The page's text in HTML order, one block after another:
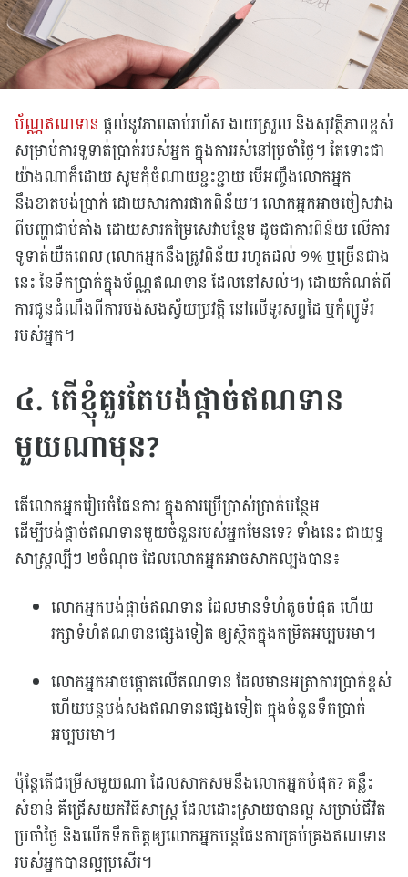
ប័ណ្ណឥណទាន ផ្តល់នូវភាពឆាប់រហ័ស ងាយស្រួល និងសុវត្ថិភាពខ្ពស់
សម្រាប់ការទូទាត់ប្រាក់របស់អ្នក ក្នុងការរស់នៅប្រចាំថ្ងៃ។ តែទោះជា
យ៉ាងណាក៏ដោយ សូមកុំចំណាយខ្ជះខ្ជាយ បើអញ្ចឹងលោកអ្នក
នឹងខាតបង់ប្រាក់ ដោយសារការផាកពិន័យ។ លោកអ្នកអាចចៀសវាង
ពីបញ្ហាជាប់គាំង ដោយសារកម្រៃសេវាបន្ថែម ដូចជាការពិន័យ លើការ
ទូទាត់យឺតពេល (លោកអ្នកនឹងត្រូវពិន័យ រហូតដល់ ១% ឬច្រើនជាង
នេះ នៃទឹកប្រាក់ក្នុងប័ណ្ណឥណទាន ដែលនៅសល់។) ដោយកំណត់ពី
ការជូនដំណឹងពីការបង់សងស្វ័យប្រវត្តិ នៅលើទូរសព្ទដៃ ឬកុំព្យូទ័រ
របស់អ្នក។
៤. តើខ្ញុំគួរតែបង់ផ្តាច់ឥណទាន
មួយណាមុន?
តើលោកអ្នករៀបចំផែនការ ក្នុងការប្រើប្រាស់ប្រាក់បន្ថែម
ដើម្បីបង់ផ្តាច់ឥណទានមួយចំនួនរបស់អ្នកមែនទេ? ទាំងនេះ ជាយុទ្ធ
សាស្រ្តល្បីៗ ២ចំណុច ដែលលោកអ្នកអាចសាកល្បងបាន៖
លោកអ្នកបង់ផ្តាច់ឥណទាន ដែលមានទំហំតូចបំផុត ហើយ
រក្សាទំហំឥណទានផ្សេងទៀត ឲ្យស្ថិតក្នុងកម្រិតអប្បបរមា។
លោកអ្នកអាចផ្តោតលើឥណទាន ដែលមានអត្រាការប្រាក់ខ្ពស់
ហើយបន្តបង់សងឥណទានផ្សេងទៀត ក្នុងចំនួនទឹកប្រាក់
អប្បបរមា។
ប៉ុន្តែតើជម្រើសមួយណា ដែលសាកសមនឹងលោកអ្នកបំផុត? គន្លឹះ
សំខាន់ គឺជ្រើសយកវិធីសាស្រ្ត ដែលដោះស្រាយបានល្អ សម្រាប់ជីវិត
ប្រចាំថ្ងៃ និងលើកទឹកចិត្តឲ្យលោកអ្នកបន្តផែនការគ្រប់គ្រងឥណទាន
របស់អ្នកបានល្អប្រសើរ។